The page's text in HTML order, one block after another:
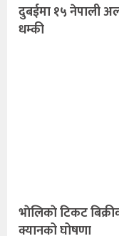
दुबईमा १५ नेपाली
धम्की
भाेलिकाे टिकट
क्यानको घोषणा